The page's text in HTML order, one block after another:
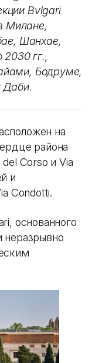
Bvlgari
Милане,
Шанхае,
гг.,
Бодруме,
Даби.
на
района
Corso и Via
и
Condotti.
основанного
неразрывно